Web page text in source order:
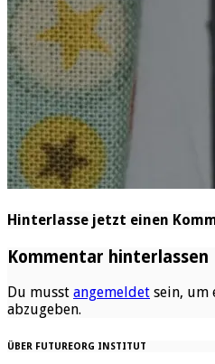
Hinterlasse jetzt einen
Kommentar hinterlassen
Du musst angemeldet sein, um
abzugeben.
ÜBER FUTUREORG INSTITUT